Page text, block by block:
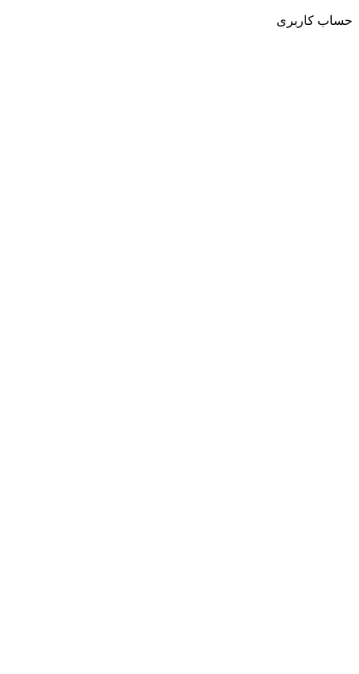
حساب کاربری